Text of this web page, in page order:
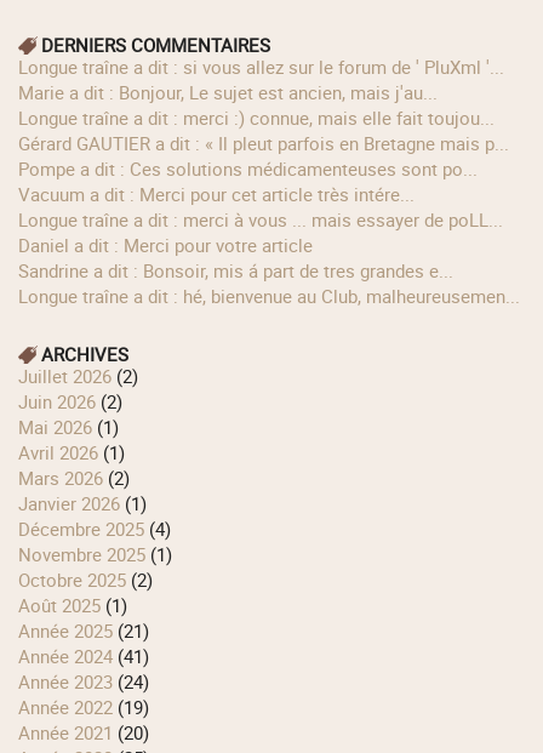
DERNIERS COMMENTAIRES
longue traîne a dit : si vous allez sur le forum de ' PluXml '...
Marie a dit : Bonjour, Le sujet est ancien, mais j'au...
longue traîne a dit : merci :) connue, mais elle fait toujou...
Gérard GAUTIER a dit : « Il pleut parfois en Bretagne mais p...
Pompe a dit : Ces solutions médicamenteuses sont po...
Vacuum a dit : Merci pour cet article très intére...
longue traîne a dit : merci à vous ... mais essayer de poLL...
Daniel a dit : Merci pour votre article
Sandrine a dit : Bonsoir, mis á part de tres grandes e...
longue traîne a dit : hé, bienvenue au Club, malheureusemen...
ARCHIVES
juillet 2026 (2)
juin 2026 (2)
mai 2026 (1)
avril 2026 (1)
mars 2026 (2)
janvier 2026 (1)
décembre 2025 (4)
novembre 2025 (1)
octobre 2025 (2)
août 2025 (1)
année 2025 (21)
année 2024 (41)
année 2023 (24)
année 2022 (19)
année 2021 (20)